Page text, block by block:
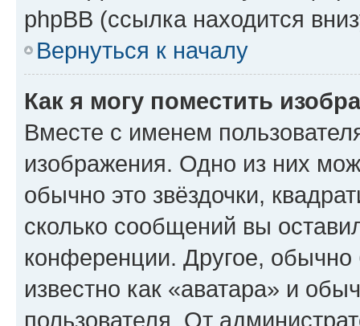
phpBB (ссылка находится
Вернуться к началу
Как я могу поместить
Вместе с именем
изображения. Одно из них
обычно это звёздочки,
сколько сообщений вы
конференции. Другое,
известно как «аватара» и
пользователя. От